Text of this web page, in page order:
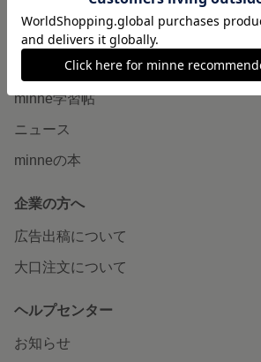
読みもの
minneとものづくりと
minne学習帖
ニュース
minneの本
企業の方へ
広告出稿について
大口注文について
ヘルプセンター
お知らせ